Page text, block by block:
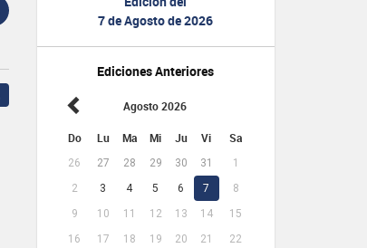
7 de Agosto de 2026
Ediciones Anteriores
Agosto 2026
Do Lu Ma Mi Ju Vi Sa
26 27 28 29 30 31
1
2
3 4 5 6 7
8
9
10 11 12 13 14
15
16
17 18 19 20 21
22